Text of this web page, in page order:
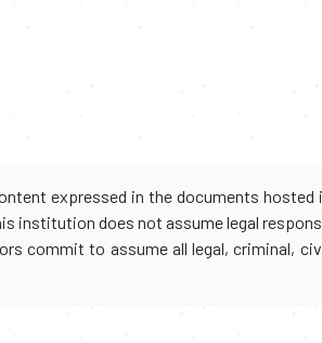
expressed in the documents
institution does not assume legal
commit to assume all legal, criminal,